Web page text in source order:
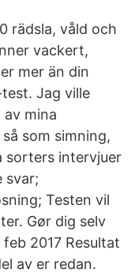
rädsla, våld och
vackert,
mer än din
Jag ville
mina
som simning,
sorters intervjuer
svar;
Testen vil
Gør dig selv
2017 Resultat
av er redan.